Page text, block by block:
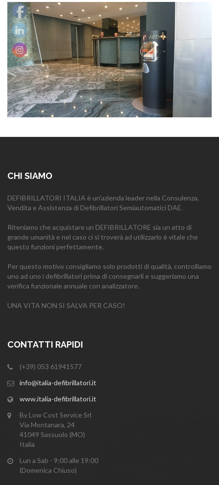
CHI SIAMO
DEFIBRILLATORI ITALIA è un'azienda leader nella Consulenza,
Vendita e Assistenza di Defibrillatori Semiautomatici DAE.
Riteniamo che acquistare un DEFIBRILLATORE sia un atto di
grande umanità e nel caso ci si troverà ad utilizzarlo è vitale che
questo funzioni perfettamente.
Per questo motivo consigliamo solo prodotti di qualità, controlliamo
uno ad uno i defibrillatori prima di consegnarli e suggeriamo una
verifica funzionale annuale con analizzatore.
UNA VITA NON SI SALVA PER CASO!
CONTATTI RAPIDI
(+39) 053 61941577
info@italia-defibrillatori.it
www.italia-defibrillatori.it
By Low Cost Service Srl
Via Montanara, 24
41049 Sassuolo (MO)
Italia
Lun a Sab - 9:00 alle 19:00
(Domenica Chiuso)